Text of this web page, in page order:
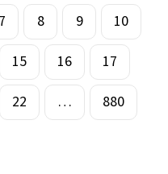
7 8 9
10
15 16
17
22 … 880